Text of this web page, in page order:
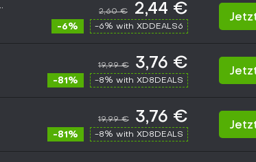
2,60 € 2,44 €
-6% -6% with XDDEALS6
19,99 € 3,76 €
-81% -8% with XD8DEALS
19,99 € 3,76 €
-81% -8% with XD8DEALS